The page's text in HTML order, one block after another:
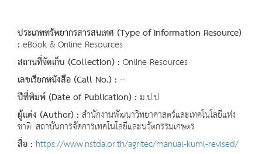
ประเภททรัพยากรสารสนเทศ (Type of Information Resource)
: eBook & Online Resources
สถานที่จัดเก็บ (Collection) : Online Resources
เลขเรียกหนังสือ (Call No.) : --
ปีที่พิมพ์ (Date of Publication) : ม.ป.ป
ผู้แต่ง (Author) : สำนักงานพัฒนาวิทยาศาสตร์และเทคโนโลยีแห่ง
ชาติ. สถาบันการจัดการเทคโนโลยีและนวัตกรรมเกษตร
สื่อ : https://www.nstda.or.th/agritec/manual-kuml-revised/